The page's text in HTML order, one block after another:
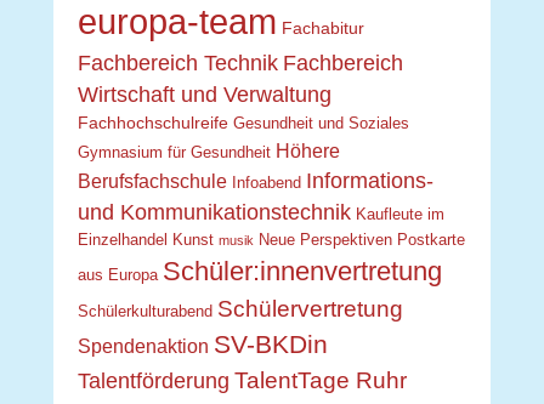
europa-team Fachabitur
Fachbereich Technik Fachbereich
Wirtschaft und Verwaltung
Fachhochschulreife Gesundheit und Soziales
Gymnasium für Gesundheit Höhere
Berufsfachschule Infoabend Informations-
und Kommunikationstechnik Kaufleute im
Einzelhandel
Kunst musik Neue Perspektiven Postkarte
aus Europa Schüler:innenvertretung
Schülerkulturabend Schülervertretung
Spendenaktion SV-BKDin
Talentförderung TalentTage Ruhr